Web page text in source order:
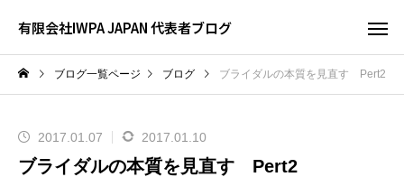
有限会社IWPA JAPAN 代表者ブログ
ブログ一覧ページ ブログ ブライダルの本質を見直す Pert2
2017.01.07 2017.01.10
ブライダルの本質を見直す Pert2